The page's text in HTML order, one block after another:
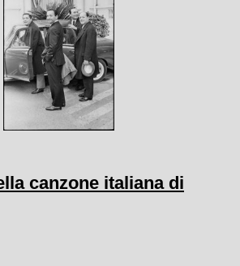
canzone italiana di